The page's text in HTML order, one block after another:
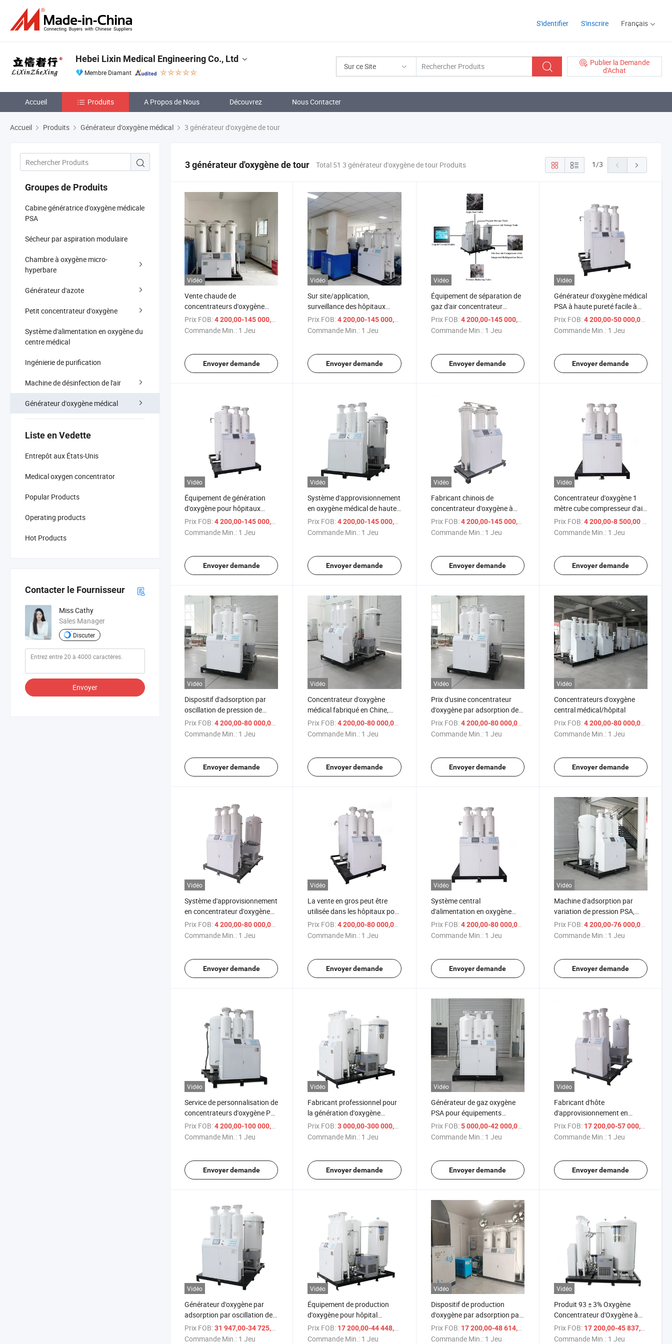
S'identifier S'inscrire Français
Sur ce Site
Publier la Demande
d'Achat
Hebei Lixin Medical Engineering Co., Ltd
Membre Diamant
Accueil Produits A Propos de Nous Découvrez Nous Contacter
Accueil Produits Générateur d'oxygène médical 3 générateur d'oxygène de tour
Groupes de Produits
Cabine génératrice d'oxygène médicale
PSA
Sécheur par aspiration modulaire
Chambre à oxygène micro-
hyperbare
Générateur d'azote
Petit concentrateur d'oxygène
Système d'alimentation en oxygène du
centre médical
Ingénierie de purification
Machine de désinfection de l'air
Générateur d'oxygène médical
Liste en Vedette
Entrepôt aux États-Unis
Medical oxygen concentrator
Popular Products
Operating products
Hot Products
Contacter le Fournisseur
Miss Cathy
Sales Manager
Discuter
Envoyer
3 générateur d'oxygène de tour Total 51 3 générateur d'oxygène de tour Produits 1/3
Vidéo
Vente chaude de
concentrateurs d'oxygène
médicaux et de machines de
fabrication d'oxygène
Prix FOB:4 200,00-145 000,00 $US
/ Jeu
Commande Min.: 1 Jeu
Envoyer demande
Vidéo
Sur site/application,
surveillance des hôpitaux
utilisant des concentrateurs
d'oxygène et générateur
Prix FOB: 4 200,00-145 000,00 $US
/ Jeu
Commande Min.: 1 Jeu
Envoyer demande
Vidéo
Équipement de séparation de
gaz d'air concentrateur
d'oxygène médical PAS
Prix FOB: 4 200,00-145 000,00 $US
/ Jeu
Commande Min.: 1 Jeu
Envoyer demande
Vidéo
Générateur d'oxygène médical
PSA à haute pureté facile à
utiliser
Prix FOB: 4 200,00-50 000,00 $US
Commande Min.: 1 Jeu
Envoyer demande
Vidéo
Équipement de génération
d'oxygène pour hôpitaux
concentrateur d'oxygène
Prix FOB:4 200,00-145 000,00 $US
/ Jeu
Commande Min.: 1 Jeu
Envoyer demande
Vidéo
Système d'approvisionnement
en oxygène médical de haute
qualité, concentrateur
d'oxygène de type dispersion
Prix FOB: 4 200,00-145 000,00 $US
/ Jeu
Commande Min.: 1 Jeu
Envoyer demande
Vidéo
Fabricant chinois de
concentrateur d'oxygène à
bas prix pour concentrateur
d'oxygène
Prix FOB: 4 200,00-145 000,00 $US
/ Jeu
Commande Min.: 1 Jeu
Envoyer demande
Vidéo
Concentrateur d'oxygène 1
mètre cube compresseur d'air
médical en Chine
Prix FOB: 4 200,00-8 500,00 $US
Commande Min.: 1 Jeu
Envoyer demande
Vidéo
Dispositif d'adsorption par
oscillation de pression de
qualité industrielle pour
concentrateur d'oxygène
Prix FOB:4 200,00-80 000,00 $US
Commande Min.: 1 Jeu
Envoyer demande
Vidéo
Concentrateur d'oxygène
médical fabriqué en Chine,
système d'approvisionnement
en oxygène
Prix FOB: 4 200,00-80 000,00 $US
Commande Min.: 1 Jeu
Envoyer demande
Vidéo
Prix d'usine concentrateur
d'oxygène par adsorption de
pression variable
concentrateur d'oxygène
Prix FOB: 4 200,00-80 000,00 $US
Commande Min.: 1 Jeu
Envoyer demande
Vidéo
Concentrateurs d'oxygène
central médical/hôpital
Prix FOB: 4 200,00-80 000,00 $US
Commande Min.: 1 Jeu
Envoyer demande
Vidéo
Système d'approvisionnement
en concentrateur d'oxygène
personnalisé pour hôpital
médical, concentrateur
Prix FOB:4 200,00-80 000,00 $US
Commande Min.: 1 Jeu
Envoyer demande
Vidéo
La vente en gros peut être
utilisée dans les hôpitaux pour
l'oxygène médical en haute
altitude, concentrateur
Prix FOB: 4 200,00-80 000,00 $US
Commande Min.: 1 Jeu
Envoyer demande
Vidéo
Système central
d'alimentation en oxygène
dans le concentrateur
médical/concentrateur
Prix FOB: 4 200,00-80 000,00 $US
Commande Min.: 1 Jeu
Envoyer demande
Vidéo
Machine d'adsorption par
variation de pression PSA,
dispositif de génération
d'oxygène, concentrateur
Prix FOB: 4 200,00-76 000,00 $US
Commande Min.: 1 Jeu
Envoyer demande
Vidéo
Service de personnalisation de
concentrateurs d'oxygène Psa
pour concentrateurs
d'oxygène médicaux
Prix FOB:4 200,00-100 000,00 $US
/ Jeu
Commande Min.: 1 Jeu
Envoyer demande
Vidéo
Fabricant professionnel pour
la génération d'oxygène
médical PSA pour hôpital
Prix FOB: 3 000,00-300 000,00 $US
/ Jeu
Commande Min.: 1 Jeu
Envoyer demande
Vidéo
Générateur de gaz oxygène
PSA pour équipements
industriels
Prix FOB: 5 000,00-42 000,00 $US
Commande Min.: 1 Jeu
Envoyer demande
Vidéo
Fabricant d'hôte
d'approvisionnement en
oxygène de haute pureté pour
concentrateurs d'oxygène
Prix FOB: 17 200,00-57 000,00 $US
Commande Min.: 1 Jeu
Envoyer demande
Vidéo
Générateur d'oxygène par
adsorption par oscillation de
pression médicale
Prix FOB:31 947,00-34 725,00 $US
/ Jeu
Commande Min.: 1 Jeu
Vidéo
Équipement de production
d'oxygène pour hôpital
médical
Prix FOB: 17 200,00-44 448,00 $US
/ Jeu
Commande Min.: 1 Jeu
Vidéo
Dispositif de production
d'oxygène par adsorption par
variation de pression avec
tamis moléculaire
Prix FOB: 17 200,00-48 614,00 $US
/ Jeu
Commande Min.: 1 Jeu
Vidéo
Produit 93 ± 3% Oxygène
Concentrateur d'Oxygène à
Tamis Moléculaire Lixin
Prix FOB: 17 200,00-45 837,00 $US
Commande Min.: 1 Jeu